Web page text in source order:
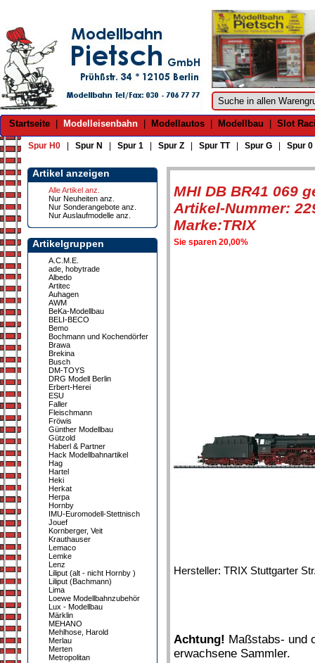
Startseite Modelleisenbahn Modellautos Modellbau Slot
Spur H0 Spur N Spur 1 Spur Z Spur TT| Spur G Spur 0
Artikel anzeigen
Alle Artikel anz.
Nur Neuheiten anz.
Nur Sonderangebote anz.
Nur Auslaufmodelle anz.
Artikelgruppen
A.C.M.E.
ade, hobytrade
Albedo
Artitec
Auhagen
AWM
BeKa-Modellbau
BELI-BECO
Bemo
Bochmann und Kochendörfer
Brawa
Brekina
Busch
DM-TOYS
DRG Modell Berlin
Erbert-Herei
ESU
Faller
Fleischmann
Fröwis
Günther Modellbau
Gützold
Haberl & Partner
Hack Modellbahnartikel
Hag
Hartel
Heki
Herkat
Herpa
Hornby
IMU-Euromodell-Stettnisch
Jouef
Kornberger, Veit
Krauthauser
Lemaco
Lemke
Lenz
Liliput (alt - nicht Hornby )
Liliput (Bachmann)
Lima
Loewe Modellbahnzubehör
Lux - Modellbau
Märklin
MEHANO
Mehlhose, Harold
Merlau
Merten
Metropolitan
MHI DB BR41 069
Artikel-Nummer:
Marke:TRIX
Sie sparen 20,00%
Hersteller: TRIX Stuttgarter
Achtung! Maßstabs- und
erwachsene Sammler.